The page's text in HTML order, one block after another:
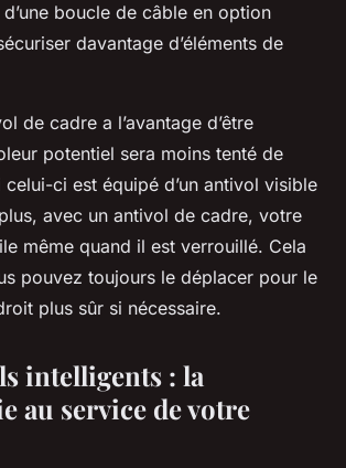
boucle de câble en option
davantage d’éléments de
de cadre a l’avantage d’être
potentiel sera moins tenté de
ci est équipé d’un antivol visible
avec un antivol de cadre, votre
même quand il est verrouillé. Cela
pouvez toujours le déplacer pour le
plus sûr si nécessaire.
intelligents : la
au service de votre